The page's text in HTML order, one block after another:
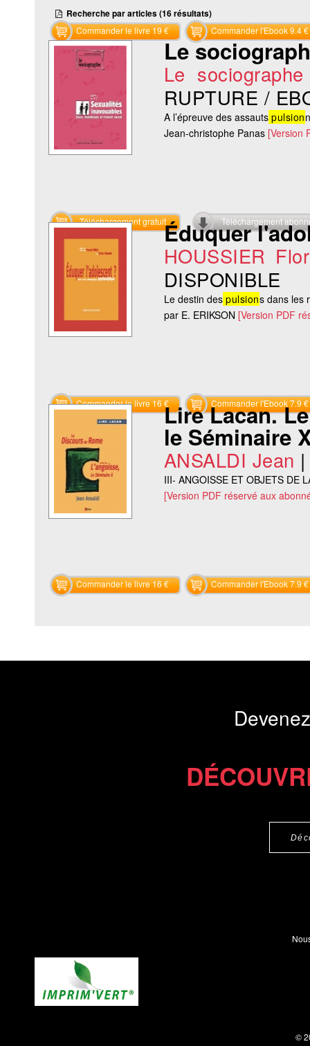
Commander le livre 19 € Commander l'Ebook 9.4 €
Recherche par articles (16 résultats)
Le
Le sociographe
RUPTURE /
A l’épreuve des assautspulsion
Jean-christophe Panas [Version
Téléchargement gratuit Téléchargement
Éduquer
HOUSSIER
DISPONIBLE
Le destin despulsions dans les
par E. ERIKSON [Version PDF
Commander le livre 16 € Commander l'Ebook 7.9 €
Lire Lacan.
le Séminaire
ANSALDI Jean
III- ANGOISSE ET OBJETS DE
[Version PDF réservé aux
Commander le livre 16 € Commander l'Ebook 7.9 €
©